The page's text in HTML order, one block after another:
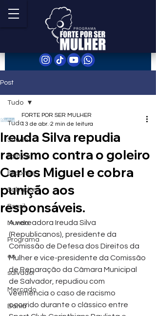
Post
Tudo
Saúde
Política
Esportes
Salvador
Brasil
Mundo
Programa
es
salvador
Mercado
Bahia
Tudo
Ireuda Silva repudia
racismo contra o goleiro
Carlos Miguel e cobra
punição aos
responsáveis.
FORTE POR SER MULHER
13 de abr. 2 min de leitura
A vereadora Ireuda Silva
(Republicanos), presidente da
Comissão de Defesa dos Direitos da
Mulher e vice-presidente da Comissão
de Reparação da Câmara Municipal
de Salvador, repudiou com
veemência o caso de racismo
ocorrido durante o clássico entre